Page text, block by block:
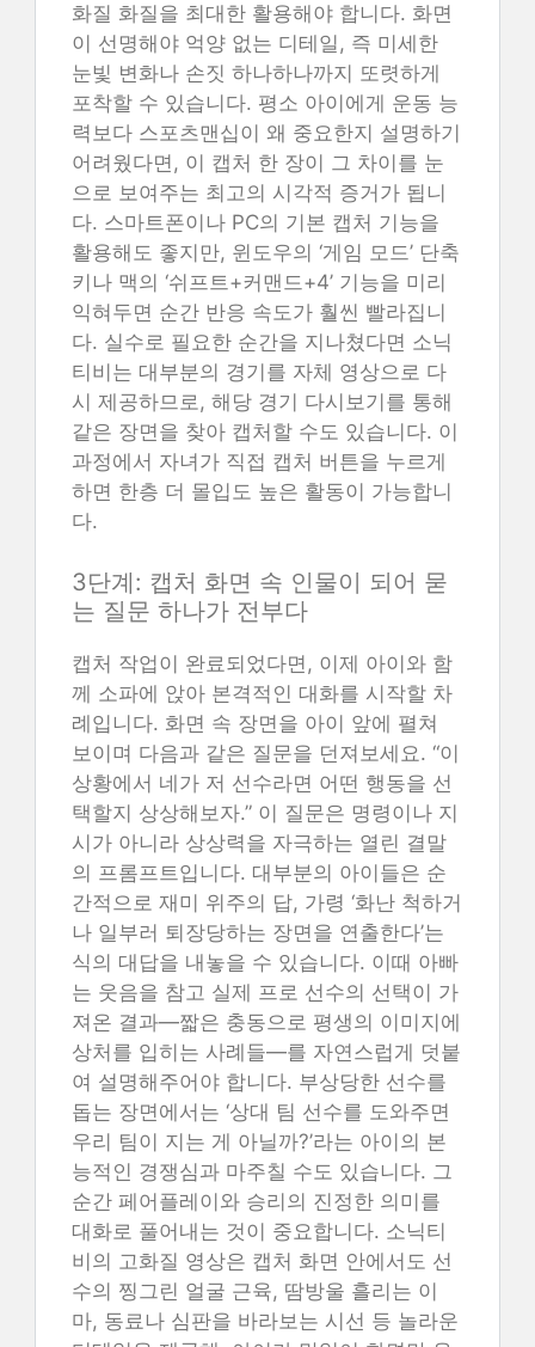
화질 화질을 최대한 활용해야 합니다. 화면
이 선명해야 억양 없는 디테일, 즉 미세한
눈빛 변화나 손짓 하나하나까지 또렷하게
포착할 수 있습니다. 평소 아이에게 운동 능
력보다 스포츠맨십이 왜 중요한지 설명하기
어려웠다면, 이 캡처 한 장이 그 차이를 눈
으로 보여주는 최고의 시각적 증거가 됩니
다. 스마트폰이나 PC의 기본 캡처 기능을
활용해도 좋지만, 윈도우의 ‘게임 모드’ 단축
키나 맥의 ‘쉬프트+커맨드+4’ 기능을 미리
익혀두면 순간 반응 속도가 훨씬 빨라집니
다. 실수로 필요한 순간을 지나쳤다면 소닉
티비는 대부분의 경기를 자체 영상으로 다
시 제공하므로, 해당 경기 다시보기를 통해
같은 장면을 찾아 캡처할 수도 있습니다. 이
과정에서 자녀가 직접 캡처 버튼을 누르게
하면 한층 더 몰입도 높은 활동이 가능합니
다.
3단계: 캡처 화면 속 인물이 되어 묻
는 질문 하나가 전부다
캡처 작업이 완료되었다면, 이제 아이와 함
께 소파에 앉아 본격적인 대화를 시작할 차
례입니다. 화면 속 장면을 아이 앞에 펼쳐
보이며 다음과 같은 질문을 던져보세요. “이
상황에서 네가 저 선수라면 어떤 행동을 선
택할지 상상해보자.” 이 질문은 명령이나 지
시가 아니라 상상력을 자극하는 열린 결말
의 프롬프트입니다. 대부분의 아이들은 순
간적으로 재미 위주의 답, 가령 ‘화난 척하거
나 일부러 퇴장당하는 장면을 연출한다’는
식의 대답을 내놓을 수 있습니다. 이때 아빠
는 웃음을 참고 실제 프로 선수의 선택이 가
져온 결과—짧은 충동으로 평생의 이미지에
상처를 입히는 사례들—를 자연스럽게 덧붙
여 설명해주어야 합니다. 부상당한 선수를
돕는 장면에서는 ‘상대 팀 선수를 도와주면
우리 팀이 지는 게 아닐까?’라는 아이의 본
능적인 경쟁심과 마주칠 수도 있습니다. 그
순간 페어플레이와 승리의 진정한 의미를
대화로 풀어내는 것이 중요합니다. 소닉티
비의 고화질 영상은 캡처 화면 안에서도 선
수의 찡그린 얼굴 근육, 땀방울 흘리는 이
마, 동료나 심판을 바라보는 시선 등 놀라운